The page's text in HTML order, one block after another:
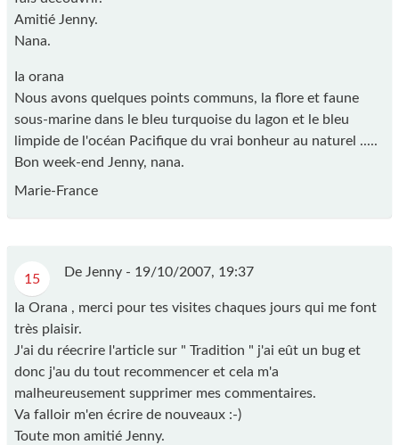
Amitié Jenny.
Nana.
Ia orana
Nous avons quelques points communs, la flore et faune
sous-marine dans le bleu turquoise du lagon et le bleu
limpide de l'océan Pacifique du vrai bonheur au naturel .....
Bon week-end Jenny, nana.
Marie-France
15 De Jenny - 19/10/2007, 19:37
Ia Orana , merci pour tes visites chaques jours qui me font
très plaisir.
J'ai du réecrire l'article sur " Tradition " j'ai eût un bug et
donc j'au du tout recommencer et cela m'a
malheureusement supprimer mes commentaires.
Va falloir m'en écrire de nouveaux :-)
Toute mon amitié Jenny.